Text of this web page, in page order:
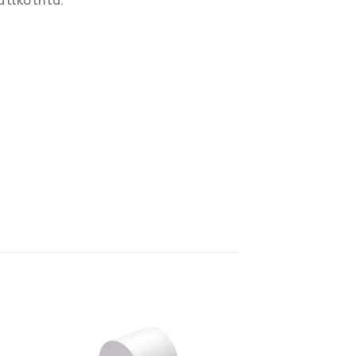
ΠΡΟΣΘΉΚΗ